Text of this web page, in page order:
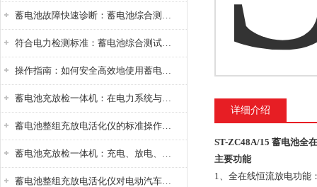
蓄电池故障快速诊断：蓄电池综合测试仪判断落后电池的方法与标准
符合电力检测标准：蓄电池综合测试仪测试规范与精度校准方法详解
操作指南：如何安全高效地使用蓄电池智能活化仪？
蓄电池充放检一体机：在电力系统与储能设备中的创新应用，确保蓄电池性能与可靠性
蓄电池整组充放电活化仪的标准操作流程：从接线设置到充放电参数设定的安全规范
蓄电池充放检一体机：充电、放电、检测三功能集成设备
蓄电池整组充放电活化仪对电动汽车电池有帮助吗？
详细介绍
ST-ZC48A/15 蓄电池全
主要功能
1、全在线恒流放电功能